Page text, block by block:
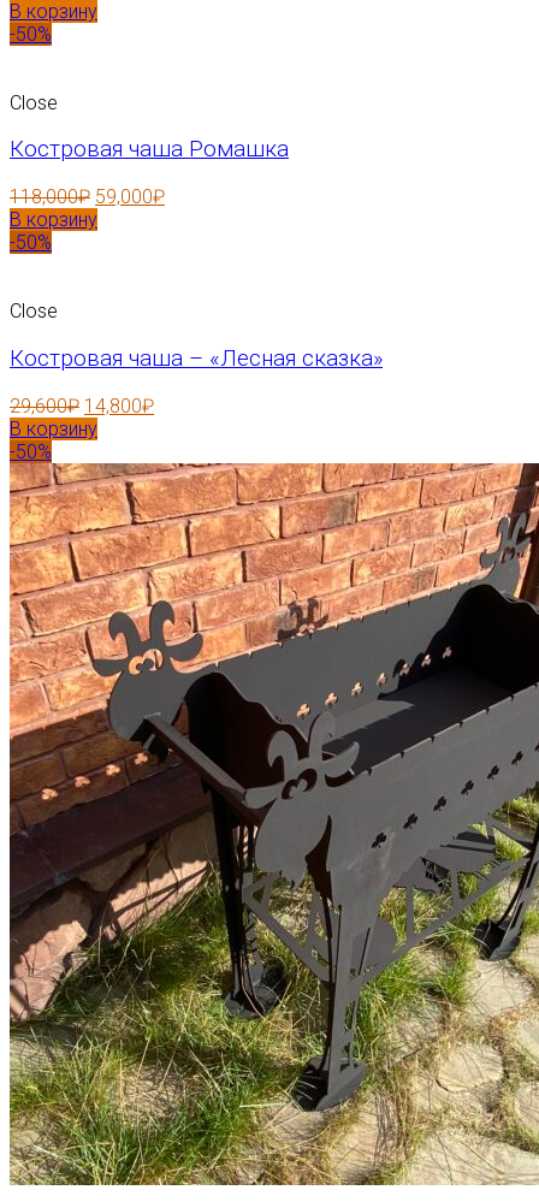
В корзину
-50%
Close
Костровая чаша Ромашка
118,000₽ 59,000₽
В корзину
-50%
Close
Костровая чаша – «Лесная сказка»
29,600₽ 14,800₽
В корзину
-50%